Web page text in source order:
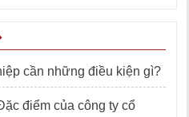
cần những điều kiện gì?
điểm của công ty cổ